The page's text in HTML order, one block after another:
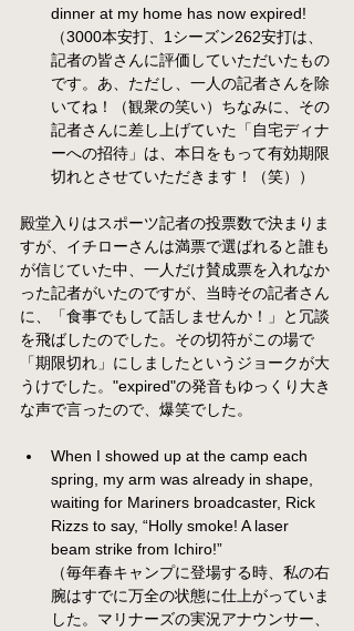
dinner at my home has now expired!
（3000本安打、1シーズン262安打は、
記者の皆さんに評価していただいたもの
です。あ、ただし、一人の記者さんを除
いてね！（観衆の笑い）ちなみに、その
記者さんに差し上げていた「自宅ディナ
ーへの招待」は、本日をもって有効期限
切れとさせていただきます！（笑））
殿堂入りはスポーツ記者の投票数で決まりま
すが、イチローさんは満票で選ばれると誰も
が信じていた中、一人だけ賛成票を入れなか
った記者がいたのですが、当時その記者さん
に、「食事でもして話しませんか！」と冗談
を飛ばしたのでした。その切符がこの場で
「期限切れ」にしましたというジョークが大
うけでした。"expired"の発音もゆっくり大き
な声で言ったので、爆笑でした。
When I showed up at the camp each
spring, my arm was already in shape,
waiting for Mariners broadcaster, Rick
Rizzs to say, “Holly smoke! A laser
beam strike from Ichiro!”
（毎年春キャンプに登場する時、私の右
腕はすでに万全の状態に仕上がっていま
した。マリナーズの実況アナウンサー、